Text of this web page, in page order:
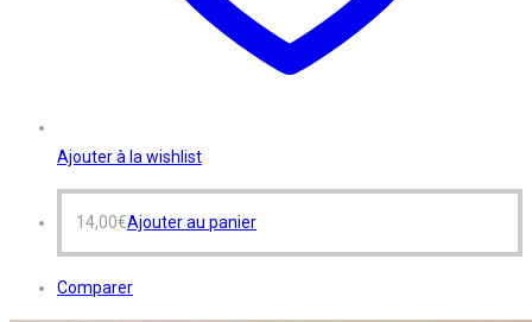
Ajouter à la wishlist
14,00€Ajouter au panier
Comparer